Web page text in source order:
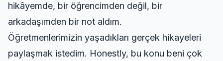
hikâyemde, bir öğrencimden değil, bir
arkadaşımden bir not aldım.
Öğretmenlerimizin yaşadıkları gerçek hikayeleri
paylaşmak istedim. Honestly, bu konu beni çok